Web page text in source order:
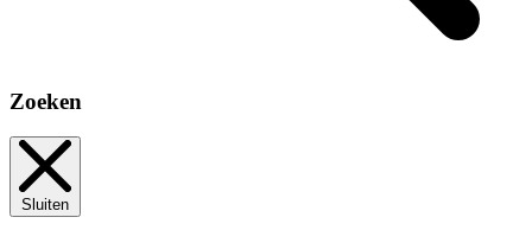
Zoeken
Sluiten